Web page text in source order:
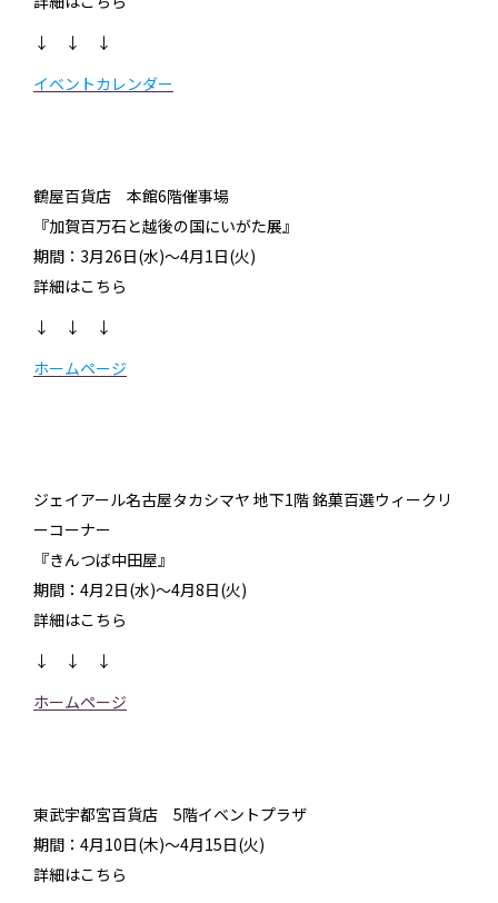
↓ ↓ ↓
イベントカレンダー
鶴屋百貨店 本館6階催事場
『加賀百万石と越後の国にいがた展』
期間：3月26日(水)～4月1日(火)
詳細はこちら
↓ ↓ ↓
ホームページ
ジェイアール名古屋タカシマヤ 地下1階 銘菓百選ウィークリ
ーコーナー
『きんつば中田屋』
期間：4月2日(水)～4月8日(火)
詳細はこちら
↓ ↓ ↓
ホームページ
東武宇都宮百貨店 5階イベントプラザ
期間：4月10日(木)～4月15日(火)
詳細はこちら